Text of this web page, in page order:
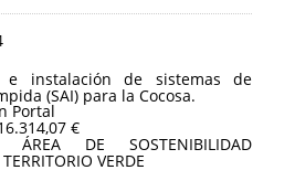
e instalación de sistemas de
(SAI) para la Cocosa.
Portal
€
ÁREA DE SOSTENIBILIDAD
VERDE